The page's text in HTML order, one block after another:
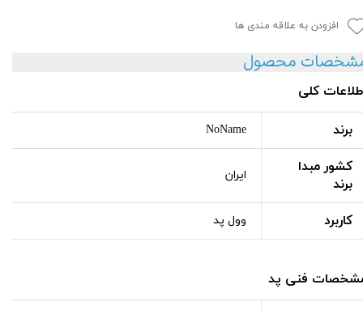
افزودن به علاقه مندی ها
محصول
کلی
برند NoName
کشور مبدا
برند
ایران
کاربرد وول پد
فنی پد